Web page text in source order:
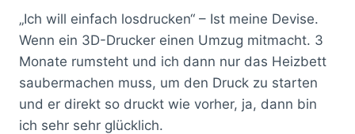
„Ich will einfach losdrucken“ – Ist meine Devise.
Wenn ein 3D-Drucker einen Umzug mitmacht. 3
Monate rumsteht und ich dann nur das Heizbett
saubermachen muss, um den Druck zu starten
und er direkt so druckt wie vorher, ja, dann bin
ich sehr sehr glücklich.